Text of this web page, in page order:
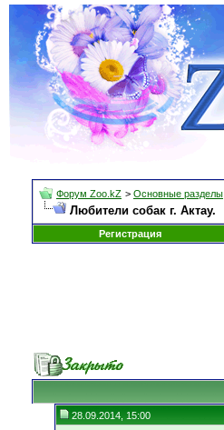
Форум Zoo.kZ > Основные разделы
Любители собак г. Актау.
Регистрация
28.09.2014, 15:00